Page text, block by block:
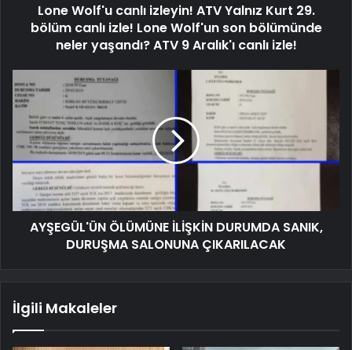
Lone Wolf'u canlı izleyin! ATV Yalnız Kurt 29.
bölüm canlı izle! Lone Wolf'un son bölümünde
neler yaşandı? ATV 9 Aralık'ı canlı izle!
AYŞEGÜL'ÜN ÖLÜMÜNE İLİŞKİN DURUMDA SANIK,
DURUŞMA SALONUNA ÇIKARILACAK
İlgili Makaleler